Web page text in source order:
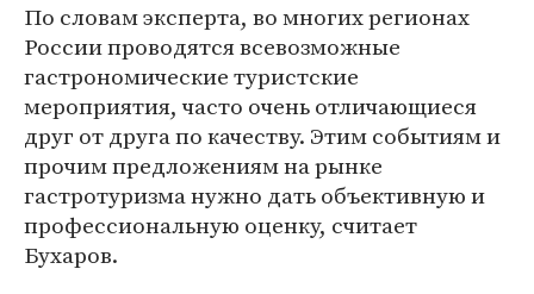
По словам эксперта, во многих регионах
России проводятся всевозможные
гастрономические туристские
мероприятия, часто очень отличающиеся
друг от друга по качеству. Этим событиям и
прочим предложениям на рынке
гастротуризма нужно дать объективную и
профессиональную оценку, считает
Бухаров.